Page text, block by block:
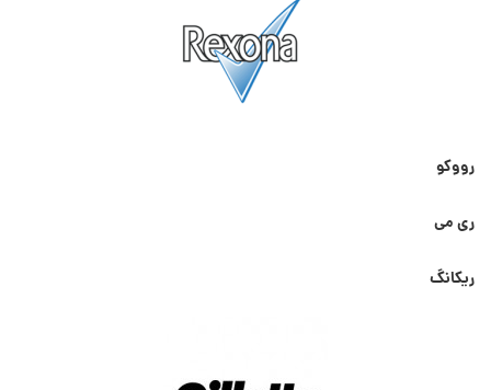
رووکو
ری می
ریکانگ